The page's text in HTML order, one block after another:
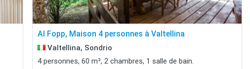
Al Fopp, Maison 4 personnes à Valtellina
Valtellina, Sondrio
4 personnes, 60 m², 2 chambres, 1 salle de bain.